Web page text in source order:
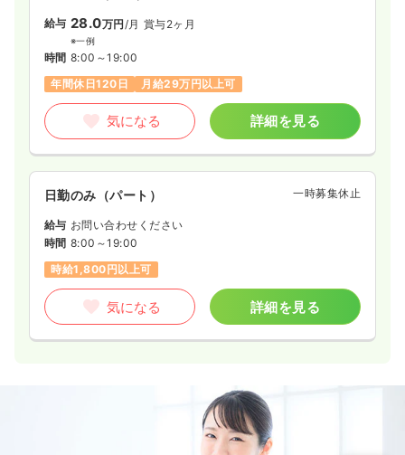
給与 28.0万円 /月 賞与2ヶ月
※一例
時間 8:00～19:00
年間休日120日
月給29万円以上可
気になる 詳細を見る
日勤のみ（パート） 一時募集休止
給与 お問い合わせください
時間 8:00～19:00
時給1,800円以上可
気になる 詳細を見る